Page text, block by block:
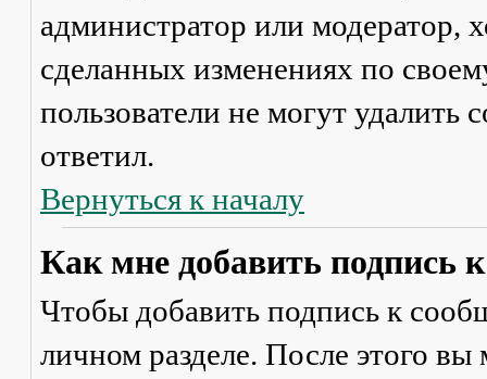
администратор или модератор,
сделанных изменениях по
пользователи не могут удалить
ответил.
Вернуться к началу
Как мне добавить подпись
Чтобы добавить подпись к
личном разделе. После этого